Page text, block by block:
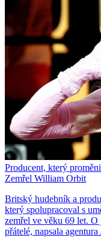
Producent, který
Zemřel William Orbit
Britský hudebník a
který spolupracoval s
zemřel ve věku 69 let.
přátelé, napsala agentura